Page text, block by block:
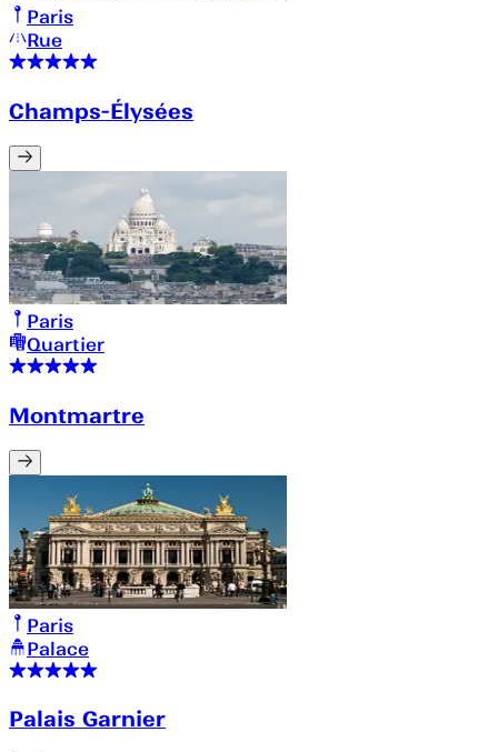
Paris
Rue
Champs-Élysées
Paris
Quartier
Montmartre
Paris
Palace
Palais Garnier